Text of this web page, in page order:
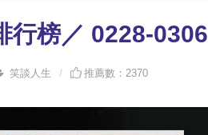
行榜／ 0228-0306
笑談人生 推薦數：2370